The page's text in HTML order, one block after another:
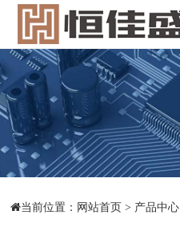
当前位置： 网站首页 > 产品中心